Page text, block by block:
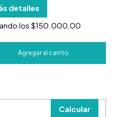
detalles
los $150.000,00
CP
Calcular